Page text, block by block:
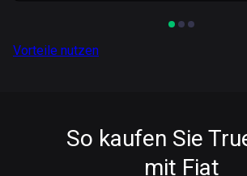
Vorteile nutzen
So kaufen Sie
mit Fiat